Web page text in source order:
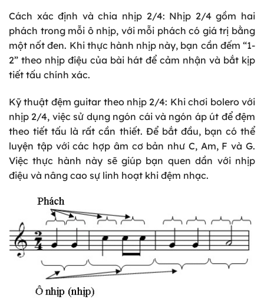
Cách xác định và chia nhịp 2/4: Nhịp 2/4 gồm hai
phách trong mỗi ô nhịp, với mỗi phách có giá trị bằng
một nốt đen. Khi thực hành nhịp này, bạn cần đếm “1-
2” theo nhịp điệu của bài hát để cảm nhận và bắt kịp
tiết tấu chính xác.
Kỹ thuật đệm guitar theo nhịp 2/4: Khi chơi bolero với
nhịp 2/4, việc sử dụng ngón cái và ngón áp út để đệm
theo tiết tấu là rất cần thiết. Để bắt đầu, bạn có thể
luyện tập với các hợp âm cơ bản như C, Am, F và G.
Việc thực hành này sẽ giúp bạn quen dần với nhịp
điệu và nâng cao sự linh hoạt khi đệm nhạc.